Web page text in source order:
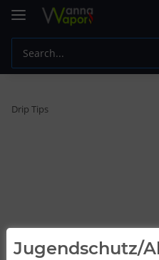
Drip Tips
Jugendschutz/